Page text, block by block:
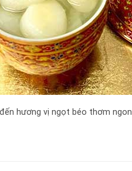
hương vị ngọt béo thơm